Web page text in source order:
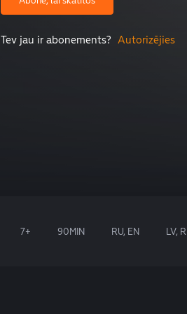
Tev jau ir abonements? Autorizējies
7+ 90MIN RU, EN LV,